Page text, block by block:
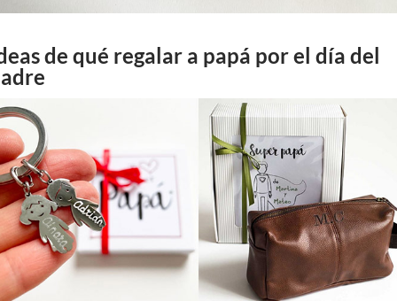
de qué regalar a papá por el día del